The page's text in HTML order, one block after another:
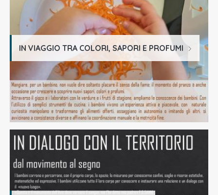
IN VIAGGIO TRA COLORI, SAPORI E PROFUMI